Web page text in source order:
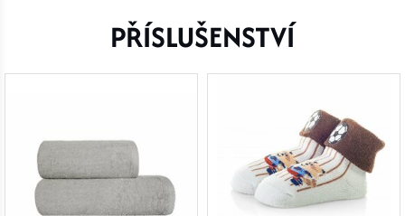
PŘÍSLUŠENSTVÍ